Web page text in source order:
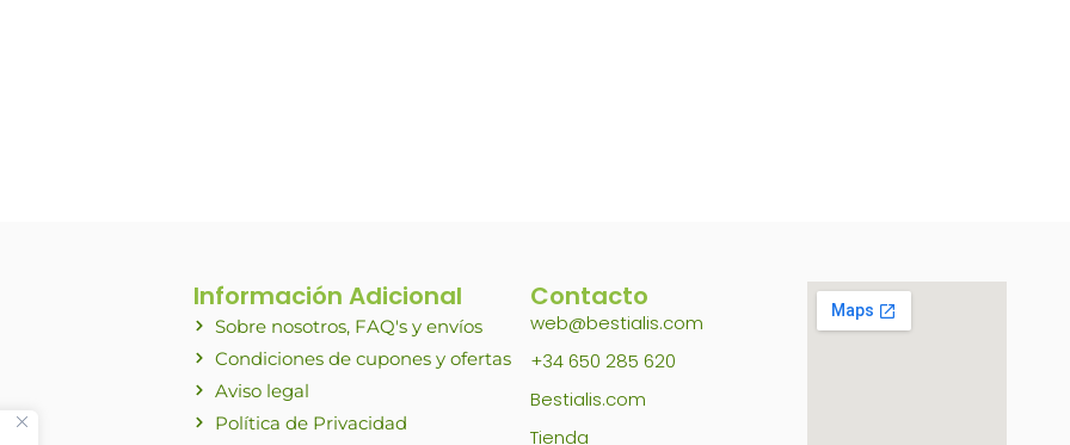
Información Adicional
Sobre nosotros, FAQ's y envíos
Condiciones de cupones y ofertas
Aviso legal
Política de Privacidad
Contacto
web@bestialis.com
+34 650 285 620
Bestialis.com
Tienda